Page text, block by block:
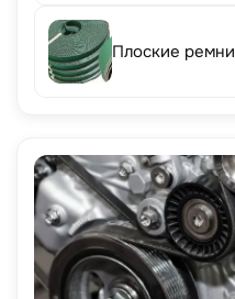
Плоские ремни